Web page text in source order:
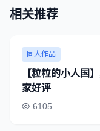
相关推荐
同人作品
【粒粒的小人国
家好评
6105